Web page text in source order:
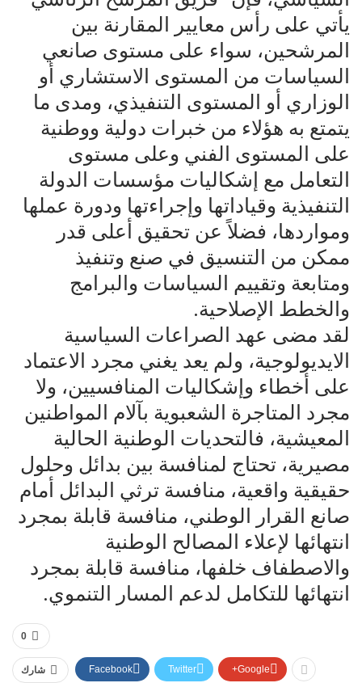
يأتي على رأس معايير المقارنة بين
المرشحين، سواء على مستوى صانعي
السياسات من المستوى الاستشاري أو
الوزاري أو المستوى التنفيذي، ومدى ما
يتمتع به هؤلاء من خبرات دولية ووطنية
على المستوى الفني وعلى مستوى
التعامل مع إشكاليات مؤسسات الدولة
التنفيذية وقياداتها وإجراءتها ودورة عملها
ومواردها، فضلاً عن تحقيق أعلى قدر
ممكن من التنسيق في صنع وتنفيذ
ومتابعة وتقييم السياسات والبرامج
والخطط الإصلاحية.
لقد مضى عهد الصراعات السياسية
الايديولوجية، ولم يعد يغني مجرد الاعتماد
على أخطاء وإشكاليات المنافسيين، ولا
مجرد المتاجرة الشعبوية بآلام المواطنين
المعيشية، فالتحديات الوطنية الحالية
مصيرية، تحتاج لمنافسة بين بدائل وحلول
حقيقية واقعية، منافسة ترثي البدائل أمام
صانع القرار الوطني، منافسة قابلة بمجرد
انتهائها لإعلاء المصالح الوطنية
والاصطفاف خلفها، منافسة قابلة بمجرد
انتهائها للتكامل لدعم المسار التنموي.
0
شارك Facebook Twitter Google+